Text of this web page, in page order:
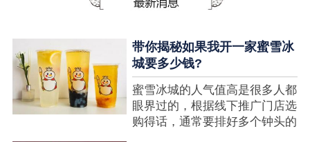
带你揭秘如果我开一家蜜雪冰
城要多少钱?
蜜雪冰城的人气值高是很多人都
眼界过的，根据线下推广门店选
购得话，通常要排好多个钟头的